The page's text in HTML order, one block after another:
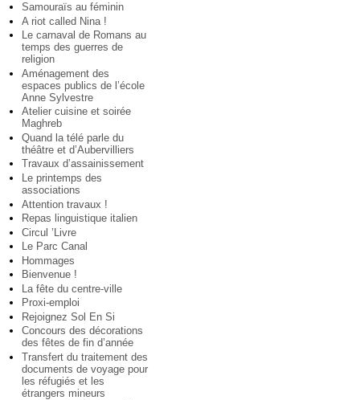
Samouraïs au féminin
A riot called Nina !
Le carnaval de Romans au
temps des guerres de
religion
Aménagement des
espaces publics de l’école
Anne Sylvestre
Atelier cuisine et soirée
Maghreb
Quand la télé parle du
théâtre et d’Aubervilliers
Travaux d’assainissement
Le printemps des
associations
Attention travaux !
Repas linguistique italien
Circul ’Livre
Le Parc Canal
Hommages
Bienvenue !
La fête du centre-ville
Proxi-emploi
Rejoignez Sol En Si
Concours des décorations
des fêtes de fin d’année
Transfert du traitement des
documents de voyage pour
les réfugiés et les
étrangers mineurs